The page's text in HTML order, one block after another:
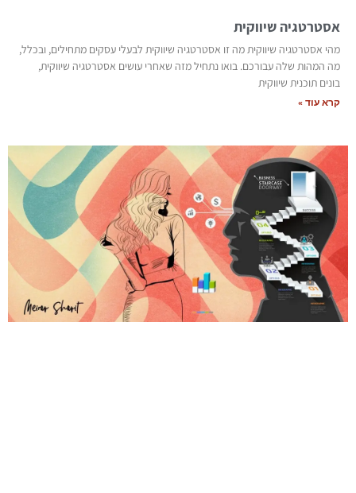
אסטרטגיה שיווקית
מהי אסטרטגיה שיווקית מה זו אסטרטגיה שיווקית לבעלי עסקים מתחילים, ובכלל,
מה המהות שלה עבורכם. בואו נתחיל מזה שאחרי עושים אסטרטגיה שיווקית,
בונים תוכנית שיווקית
קרא עוד »